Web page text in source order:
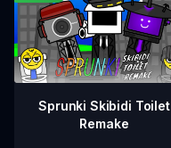
Sprunki Skibidi Toilet
Remake